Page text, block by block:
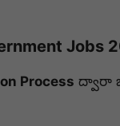
Jobs
Process ద్వారా